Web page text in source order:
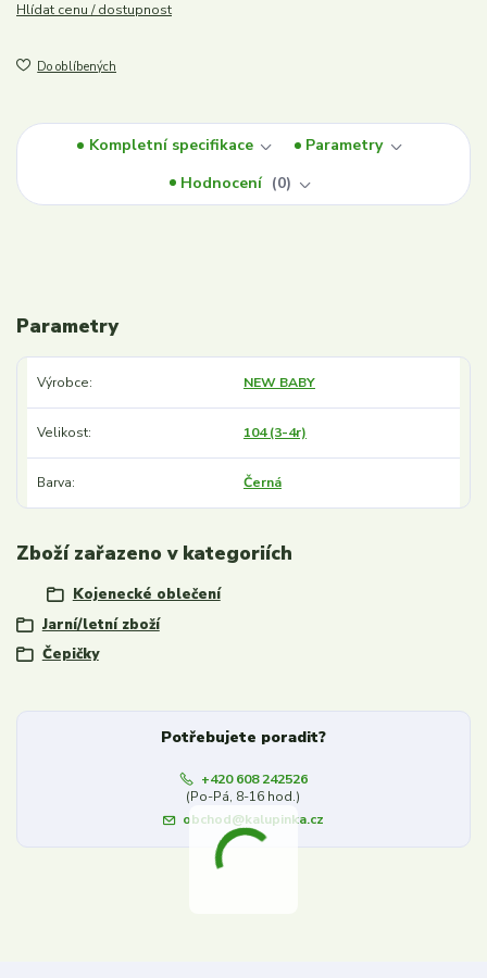
Hlídat cenu / dostupnost
Do oblíbených
Kompletní specifikace
Parametry
Hodnocení
0
Parametry
Výrobce NEW BABY
Velikost 104 (3-4r)
Barva Černá
Zboží zařazeno v kategoriích
Kojenecké oblečení
Jarní/letní zboží
Čepičky
Potřebujete poradit?
+420 608 242526
(Po-Pá, 8-16 hod.)
obchod@kalupinka.cz